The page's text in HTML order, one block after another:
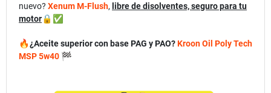
nuevo? Xenum M-Flush, libre de disolventes, seguro para tu
motor🔒 ✅
🔥¿Aceite superior con base PAG y PAO?Kroon Oil Poly Tech
MSP 5w40 🏁